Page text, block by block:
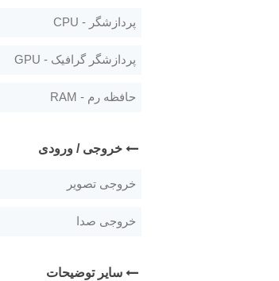
پردازشگر - CPU
پردازشگر گرافیک - GPU
حافظه رم - RAM
خروجی / ورودی
خروجی تصویر
خروجی صدا
سایر توضیحات